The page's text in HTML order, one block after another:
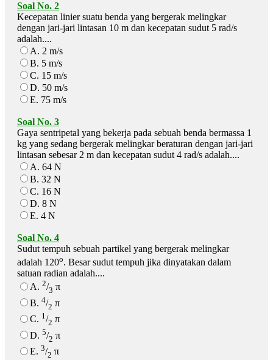
Soal No. 2
Kecepatan linier suatu benda yang bergerak melingkar
dengan jari-jari lintasan 10 m dan kecepatan sudut 5 rad/s
adalah....
A. 2 m/s
B. 5 m/s
C. 15 m/s
D. 50 m/s
E. 75 m/s
Soal No. 3
Gaya sentripetal yang bekerja pada sebuah benda bermassa 1
kg yang sedang bergerak melingkar beraturan dengan jari-jari
lintasan sebesar 2 m dan kecepatan sudut 4 rad/s adalah....
A. 64 N
B. 32 N
C. 16 N
D. 8 N
E. 4 N
Soal No. 4
Sudut tempuh sebuah partikel yang bergerak melingkar
adalah 120o. Besar sudut tempuh jika dinyatakan dalam
satuan radian adalah....
A. 2/3 π
B. 4/2 π
C. 1/2 π
D. 5/2 π
E. 3/2 π